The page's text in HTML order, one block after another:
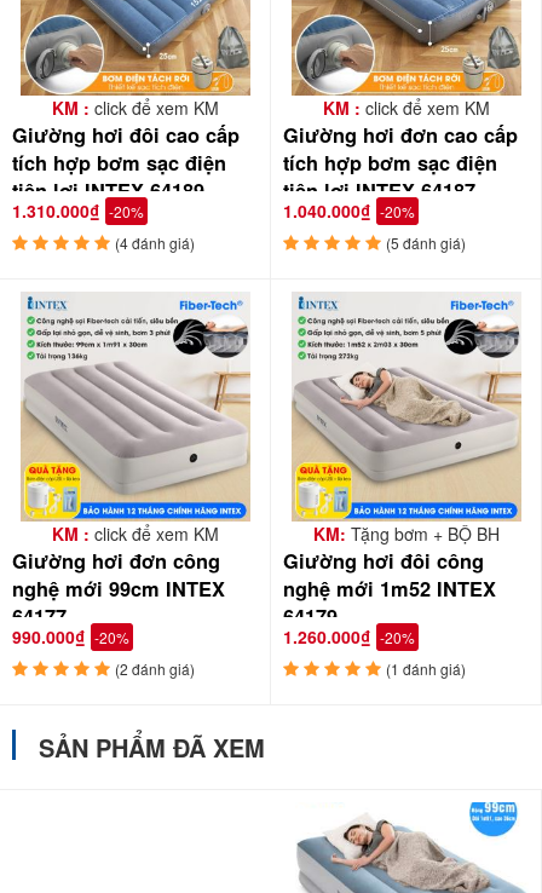
KM : click để xem KM
Giường hơi đôi cao cấp
tích hợp bơm sạc điện
tiện lợi INTEX 64189
1.310.000₫ -20%
(4 đánh giá)
KM : click để xem KM
Giường hơi đơn cao cấp
tích hợp bơm sạc điện
tiện lợi INTEX 64187
1.040.000₫ -20%
(5 đánh giá)
KM : click để xem KM
Giường hơi đơn công
nghệ mới 99cm INTEX
64177
990.000₫ -20%
(2 đánh giá)
KM: Tặng bơm + BỘ BH
Giường hơi đôi công
nghệ mới 1m52 INTEX
64179
1.260.000₫ -20%
(1 đánh giá)
SẢN PHẨM ĐÃ XEM